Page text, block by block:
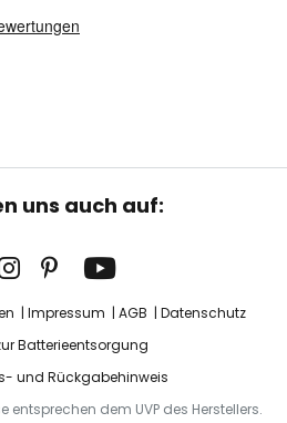
uns auch auf:
Impressum AGB
Datenschutz
Batterieentsorgung
und Rückgabehinweis
entsprechen dem UVP des Herstellers.